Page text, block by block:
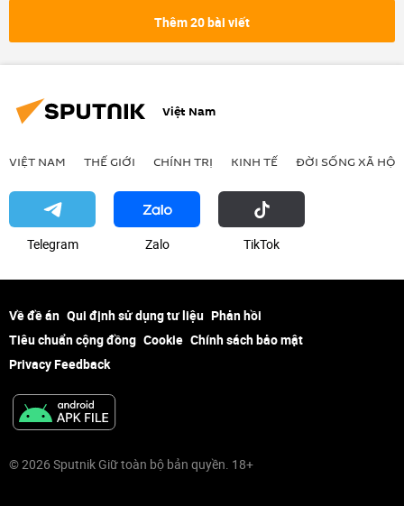
Thêm 20 bài viết
Việt Nam
VIỆT NAM THẾ GIỚI CHÍNH TRỊ KINH TẾ ĐỜI SỐNG XÃ HỘI
Telegram Zalo ТikТоk
Về đề án Qui định sử dụng tư liệu Phản hồi
Tiêu chuẩn cộng đồng Cookie Chính sách bảo mật
Privacy Feedback
© 2026 Sputnik Giữ toàn bộ bản quyền. 18+